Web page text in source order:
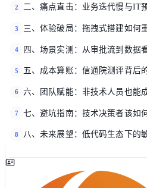
2 二、痛点直击：业务迭代慢与IT
3 三、体验破局：拖拽式搭建如何
4 四、场景实测：从审批流到数据
5 五、成本算账：信通院测评背后
6 六、团队赋能：非技术人员也能
7 七、避坑指南：技术决策者该如
8 八、未来展望：低代码生态下的